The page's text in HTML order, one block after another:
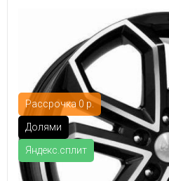
Рассрочка 0 р.
Долями
Яндекс.сплит